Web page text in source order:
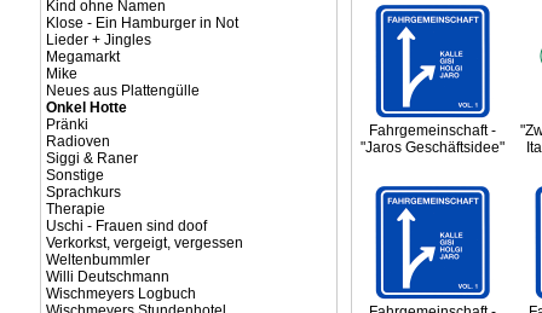
Kind ohne Namen
Klose - Ein Hamburger in Not
Lieder + Jingles
Megamarkt
Mike
Neues aus Plattengülle
Onkel Hotte
Pränki
Radioven
Siggi & Raner
Sonstige
Sprachkurs
Therapie
Uschi - Frauen sind doof
Verkorkst, vergeigt, vergessen
Weltenbummler
Willi Deutschmann
Wischmeyers Logbuch
Fahrgemeinschaft -
"Jaros Geschäftsidee"